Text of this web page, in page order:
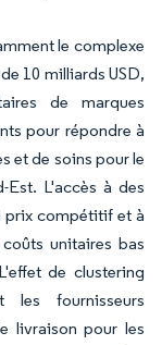
le complexe
10 milliards USD,
de marques
pour répondre à
et de soins pour le
Est. L'accès à des
prix compétitif et à
unitaires bas
de clustering
fournisseurs
livraison pour les